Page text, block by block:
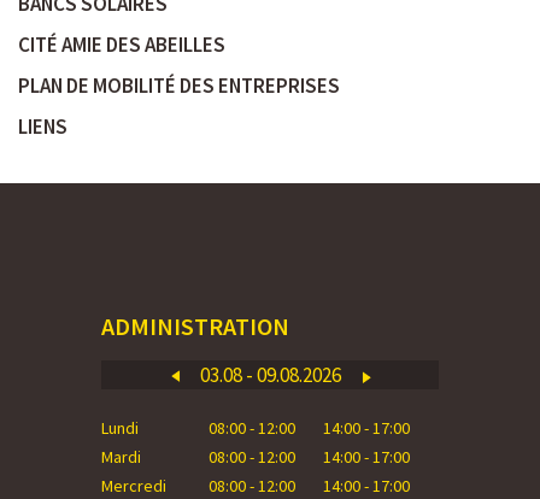
CITÉ AMIE DES ABEILLES
PLAN DE MOBILITÉ DES ENTREPRISES
LIENS
ADMINISTRATION
03.08 - 09.08.2026
Lundi 08:00 - 12:00
14:00 - 17:00
Mardi
08:00 - 12:00
14:00 - 17:00
Mercredi
08:00 - 12:00
14:00 - 17:00